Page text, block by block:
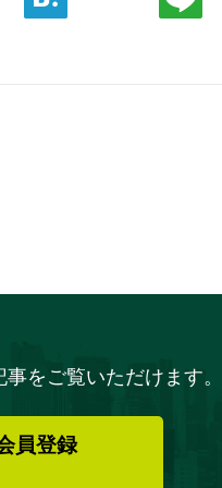
をご覧いただけます
員登録